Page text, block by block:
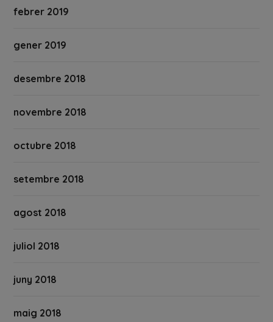
febrer 2019
gener 2019
desembre 2018
novembre 2018
octubre 2018
setembre 2018
agost 2018
juliol 2018
juny 2018
maig 2018